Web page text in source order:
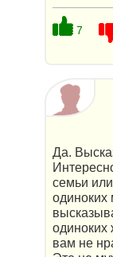
7
Да.
семьи
одиноких
одиноких
вам не